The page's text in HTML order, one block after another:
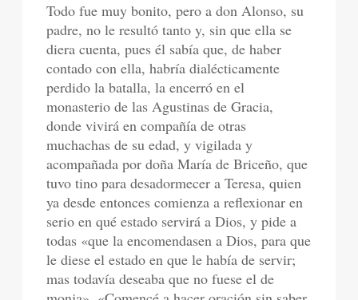
Todo fue muy bonito, pero a don Alonso, su
padre, no le resultó tanto y, sin que ella se
diera cuenta, pues él sabía que, de haber
contado con ella, habría dialécticamente
perdido la batalla, la encerró en el
monasterio de las Agustinas de Gracia,
donde vivirá en compañía de otras
muchachas de su edad, y vigilada y
acompañada por doña María de Briceño, que
tuvo tino para desadormecer a Teresa, quien
ya desde entonces comienza a reflexionar en
serio en qué estado servirá a Dios, y pide a
todas «que la encomendasen a Dios, para que
le diese el estado en que le había de servir;
mas todavía deseaba que no fuese el de